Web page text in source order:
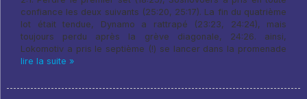
confiance les deux suivants (25:20, 25:17). La fin du quatrième
lot était tendue, Dynamo a rattrapé (23:23, 24:24), mais
toujours perdu après la grève diagonale, 24:26. ainsi,
Lokomotiv a pris le septième (!) se lancer dans la promenade
lire la suite »